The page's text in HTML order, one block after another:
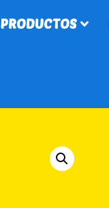
PRODUCTOS